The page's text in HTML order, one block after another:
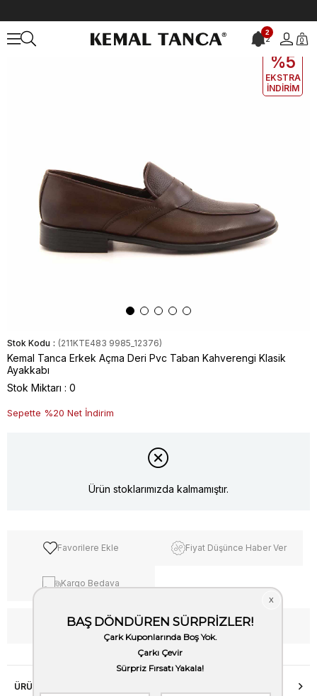
2
2 0
EKLE5
%5
EKSTRA
İNDİRİM
Stok Kodu (211KTE483 9985_12376)
Kemal Tanca Erkek Açma Deri Pvc Taban Kahverengi Klasik
Ayakkabı
Stok Miktarı : 0
Sepette %20 Net İndirim
Ürün stoklarımızda kalmamıştır.
Favorilere Ekle Fiyat Düşünce Haber Ver
Kargo Bedava
WhatsApp’tan Bilgi Al
ÜRÜN ÖZELLIKLERI